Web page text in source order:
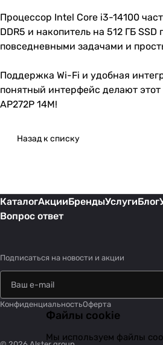
Процессор Intel Core i3-14100
DDR5 и накопитель на 512 ГБ
повседневными задачами и
Поддержка Wi-Fi и удобная
понятный интерфейс делают
AP272P 14M!
Назад к списку
КаталогАкцииБрендыУслугиБлог
Вопрос ответ
Подписаться на новости и акции
КонфиденциальностьОферта
Файлы cookie
Мы используем файлы